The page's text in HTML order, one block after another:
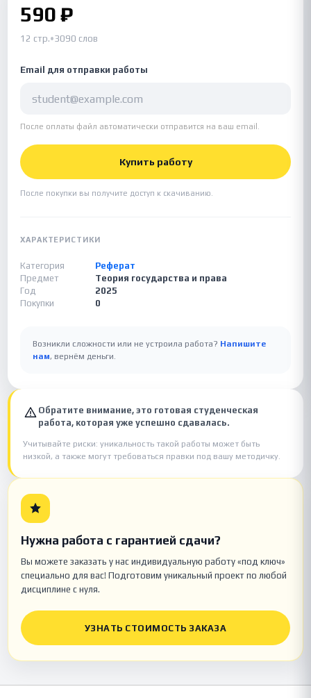
590 ₽
12 стр.•3090 слов
Email для отправки работы
После оплаты файл автоматически отправится на ваш email.
Купить работу
После покупки вы получите доступ к скачиванию.
ХАРАКТЕРИСТИКИ
Категория
Реферат
Предмет
Теория государства и права
Год
2025
Покупки
0
Возникли сложности или не устроила работа? Напишите
нам, вернём деньги.
Обратите внимание, это готовая студенческая
работа, которая уже успешно сдавалась.
Учитывайте риски: уникальность такой работы может быть
низкой, а также могут требоваться правки под вашу методичку.
Нужна работа с гарантией сдачи?
Вы можете заказать у нас индивидуальную работу «под ключ»
специально для вас! Подготовим уникальный проект по любой
дисциплине с нуля.
УЗНАТЬ СТОИМОСТЬ ЗАКАЗА